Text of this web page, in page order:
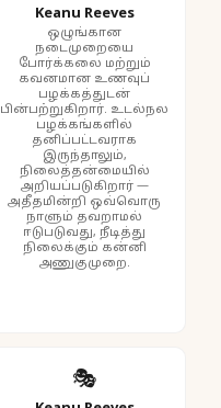
Keanu Reeves
ஒழுங்கான
நடைமுறையை
போர்க்கலை மற்றும்
கவனமான உணவுப்
பழக்கத்துடன்
பின்பற்றுகிறார். உடல்நல
பழக்கங்களில்
தனிப்பட்டவராக
இருந்தாலும்,
நிலைத்தன்மையில்
அறியப்படுகிறார் —
அதீதமின்றி ஒவ்வொரு
நாளும் தவறாமல்
ஈடுபடுவது, நீடித்து
நிலைக்கும் கன்னி
அணுகுமுறை.
🎭